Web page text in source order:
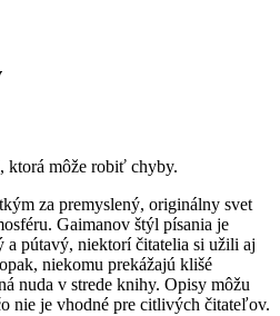
ktorá môže robiť chyby.
za premyslený, originálny svet
Gaimanov štýl písania je
pútavý, niektorí čitatelia si užili aj
niekomu prekážajú klišé
nuda v strede knihy. Opisy môžu
nie je vhodné pre citlivých čitateľov.